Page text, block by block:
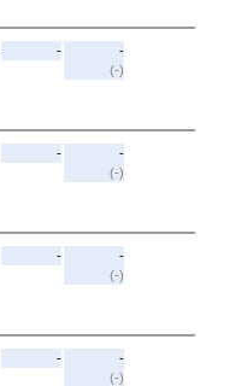
-
-
(-)
-
-
(-)
-
-
(-)
-
-
(-)